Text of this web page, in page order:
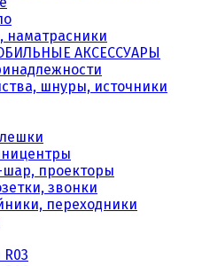
наматрасники
АКСЕССУАРЫ
шнуры, источники
шар, проекторы
звонки
переходники